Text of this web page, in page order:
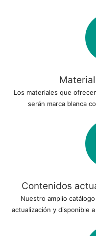
Los materiales que
serán marca blanca
Contenidos
Nuestro amplio
actualización y disponible